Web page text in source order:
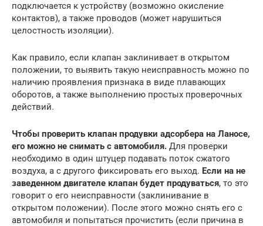
подключается к устройству (возможно окисление
контактов), а также проводов (может нарушиться
целостность изоляции).
Как правило, если клапан заклинивает в открытом
положении, то выявить такую неисправность можно по
наличию проявления признака в виде плавающих
оборотов, а также выполнению простых проверочных
действий.
Чтобы проверить клапан продувки адсорбера на Ланосе,
его можно не снимать с автомобиля. Для проверки
необходимо в один штуцер подавать поток сжатого
воздуха, а с другого фиксировать его выход. Если на не
заведенном двигателе клапан будет продуваться, то это
говорит о его неисправности (заклинивание в
открытом положении). После этого можно снять его с
автомобиля и попытаться прочистить (если причина в